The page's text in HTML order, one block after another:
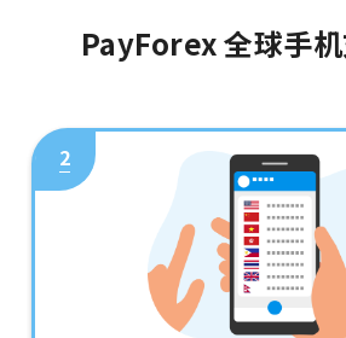
PayForex 全球手
2